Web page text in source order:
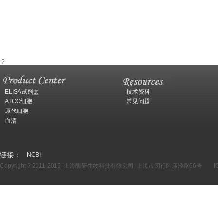
?
ELISA试剂盒
ATCC细胞
原代细胞
血清
技术资料
常见问题
链接：
NCBI
Copyright ? 2011-2015 |上海酶研生物科技有限公司 |上海市闵行区庙泾路66号